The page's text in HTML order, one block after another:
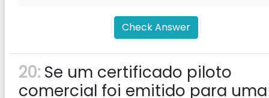
Check Answer
20: Se um certificado piloto
comercial foi emitido para uma